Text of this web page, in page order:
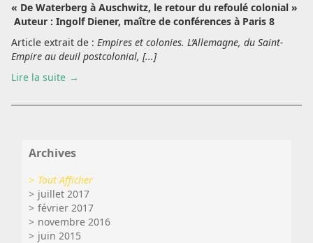
« De Waterberg à Auschwitz, le retour du refoulé colonial »
Auteur : Ingolf Diener, maître de conférences à Paris 8
Article extrait de : Empires et colonies. L’Allemagne, du Saint-
Empire au deuil postcolonial, [...]
Lire la suite
Archives
Tout Afficher
juillet 2017
février 2017
novembre 2016
juin 2015